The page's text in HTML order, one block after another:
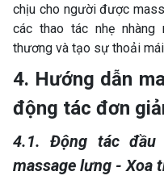
chịu cho người được
các thao tác nhẹ
thương và tạo sự thoải
4. Hướng dẫn
động tác đơn
4.1. Động tác đầu
massage lưng - Xoa